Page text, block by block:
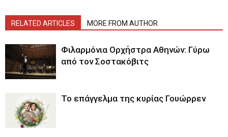
RELATED ARTICLES MORE FROM AUTHOR
Φιλαρμόνια Ορχήστρα Αθηνών: Γύρω
από τον Σοστακόβιτς
Το επάγγελμα της κυρίας Γουώρρεν